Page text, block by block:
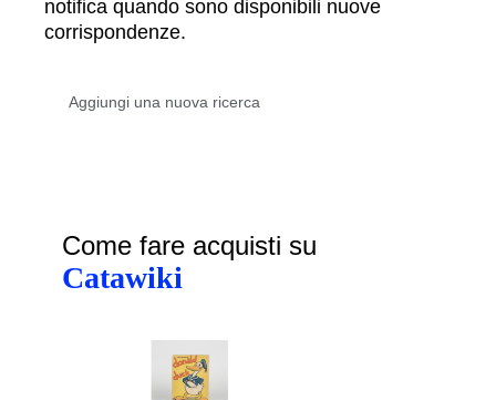
notifica quando sono disponibili nuove
corrispondenze.
Come fare acquisti su
Catawiki